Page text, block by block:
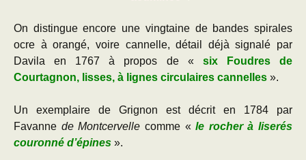
On distingue encore une vingtaine de bandes spirales
ocre à orangé, voire cannelle, détail déjà signalé par
Davila en 1767 à propos de « six Foudres de
Courtagnon, lisses, à lignes circulaires cannelles ».
Un exemplaire de Grignon est décrit en 1784 par
Favanne de Montcervelle comme «le rocher à liserés
couronné d’épines ».